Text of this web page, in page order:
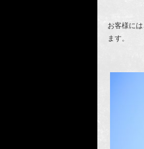
お客様に
ます。